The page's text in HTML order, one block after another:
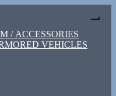
VEHICLES